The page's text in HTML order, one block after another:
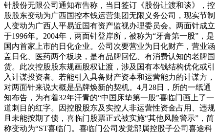
针股份无限公司通知布告称，当日签订《股份让渡和谈》，控
股股东变动为广西国控本钱运营集团无限义务公司，现实节制
人变动为广西人平易近国有资产监视办理委员会。两面针成立
于1996年。2004年，两面针登岸所，被称为“牙膏第一股”，是
国内首家上市的日化企业。公司次要营业为日化财产，营业涵
盖日化、医药两个板块，是有品牌回忆、有消费认知的老牌国
货。此次控股股东规画股权让渡，涉及国有本钱结构优化或引
入计谋投资者。若能引入具备财产资本和运营能力的计谋方，
对两面针来说大概是品牌焕新的契机。4月28日，所的一纸通
知布告，为有着32年汗青的“中国床垫第一股”喜临门画上了一
道刺目的红字。因控股股东及实控人非运营性资金占用、违规
且未能按期了债，喜临门股票正式被实施“其他风险警示”，简
称变动为“ST喜临门。喜临门公司发觉部属控股子公司喜途科